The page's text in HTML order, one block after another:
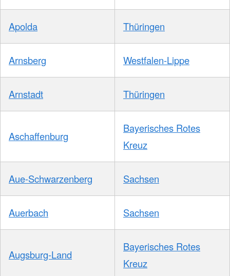
Apolda Thüringen
Arnsberg Westfalen-Lippe
Arnstadt Thüringen
Aschaffenburg
Bayerisches Rotes
Kreuz
Aue-Schwarzenberg Sachsen
Auerbach Sachsen
Augsburg-Land
Bayerisches Rotes
Kreuz